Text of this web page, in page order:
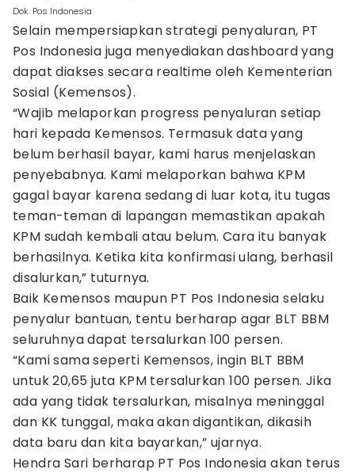
Dok. Pos Indonesia
Selain mempersiapkan strategi penyaluran, PT
Pos Indonesia juga menyediakan dashboard yang
dapat diakses secara realtime oleh Kementerian
Sosial (Kemensos).
“Wajib melaporkan progress penyaluran setiap
hari kepada Kemensos. Termasuk data yang
belum berhasil bayar, kami harus menjelaskan
penyebabnya. Kami melaporkan bahwa KPM
gagal bayar karena sedang di luar kota, itu tugas
teman-teman di lapangan memastikan apakah
KPM sudah kembali atau belum. Cara itu banyak
berhasilnya. Ketika kita konfirmasi ulang, berhasil
disalurkan,” tuturnya.
Baik Kemensos maupun PT Pos Indonesia selaku
penyalur bantuan, tentu berharap agar BLT BBM
seluruhnya dapat tersalurkan 100 persen.
“Kami sama seperti Kemensos, ingin BLT BBM
untuk 20,65 juta KPM tersalurkan 100 persen. Jika
ada yang tidak tersalurkan, misalnya meninggal
dan KK tunggal, maka akan digantikan, dikasih
data baru dan kita bayarkan,” ujarnya.
Hendra Sari berharap PT Pos Indonesia akan terus